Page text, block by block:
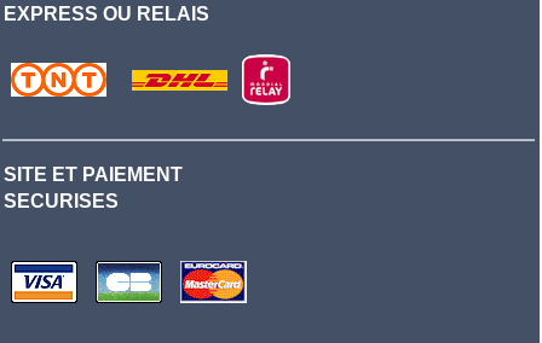
EXPRESS OU RELAIS
SITE ET PAIEMENT
SECURISES